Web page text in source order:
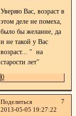
Уверяю Вас, возраст в
этом деле не помеха,
было бы желание, да
и не такой у Вас
возраст... " на
старости лет"
0
Поделиться
7
2013-05-05 19:27:22